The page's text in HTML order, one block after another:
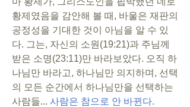
황제였음을 감안해 볼 때, 바울은 재판의
공정성을 기대한 것이 아님을 알 수 있
다. 그는, 자신의 소원(19:21)과 주님께
받은 소명(23:11)만 바라보았다. 오직 하
나님만 바라고, 하나님만 의지하며, 선택
의 모든 순간에서 하나님만을 선택하는
사람들... 사람은 참으로 안 바뀐다.